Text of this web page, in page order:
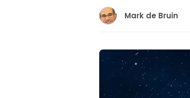
Mark de Bruin